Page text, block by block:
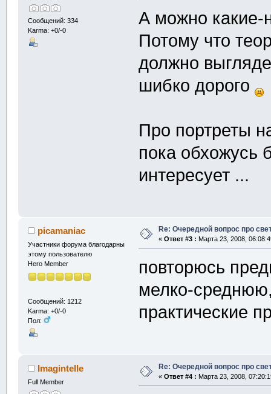
Сообщений: 334
Karma: +0/-0
А можно какие-
Потому что
должно
шибко дорого
Про портреты
пока обхожусь
интересует ...
picamaniac
Участники форума благодарны
этому пользователю
Hero Member
Сообщений: 1212
Karma: +0/-0
Пол:
Re: Очередной вопрос про
« Ответ #3 : Марта 23, 2008,
повторюсь
мелко-
практические
Imagintelle
Full Member
Re: Очередной вопрос про
« Ответ #4 : Марта 23, 2008,